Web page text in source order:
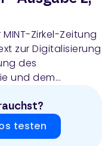
Dr. Vera
Dr. Jens-
Katrin Krebs,
Dr. Nicole
Pado, Dr.
Prof. Dr. Ilja
Dr. Peter Schaller,
Torsten Schulze,
Klaus Trimborn
Zirkel-Zeitung
zur Digitalisierung
des
und dem
testen